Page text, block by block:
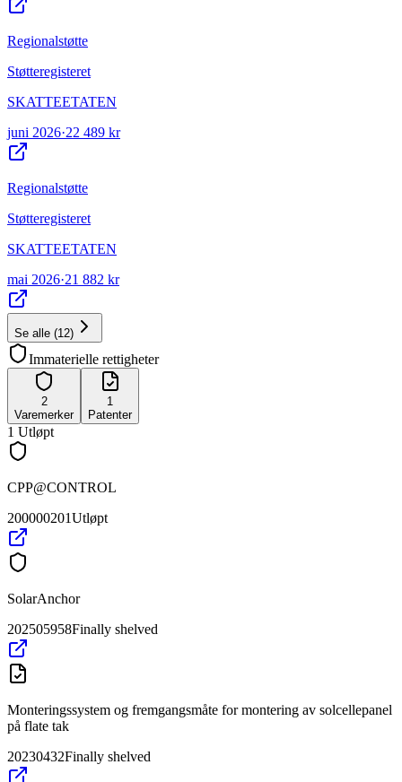
Regionalstøtte
Støtteregisteret
SKATTEETATEN
juni 2026·22 489 kr
Regionalstøtte
Støtteregisteret
SKATTEETATEN
mai 2026·21 882 kr
Se alle (12)
Immaterielle rettigheter
2
Varemerker
1
Patenter
1 Utløpt
CPP@CONTROL
200000201Utløpt
SolarAnchor
202505958Finally shelved
Monteringssystem og fremgangsmåte for montering av solcellepanel
på flate tak
20230432Finally shelved